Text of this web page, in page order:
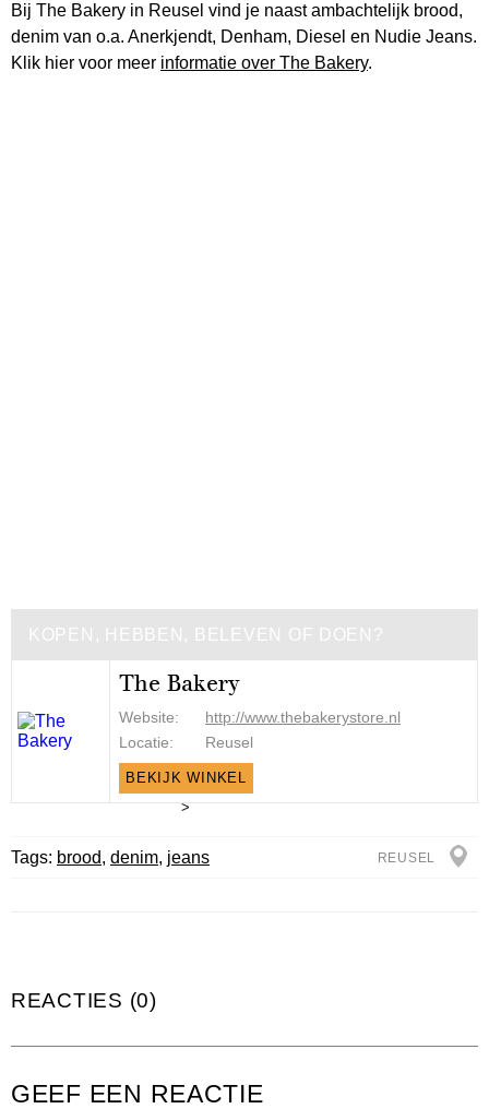
Bij The Bakery in Reusel vind je naast ambachtelijk brood,
denim van o.a. Anerkjendt, Denham, Diesel en Nudie Jeans.
Klik hier voor meer informatie over The Bakery.
KOPEN, HEBBEN, BELEVEN OF DOEN?
The Bakery
Website:
http://www.thebakerystore.nl
Locatie:
Reusel
BEKIJK WINKEL
>
Tags: brood, denim, jeans REUSEL
REACTIES (0)
GEEF EEN REACTIE